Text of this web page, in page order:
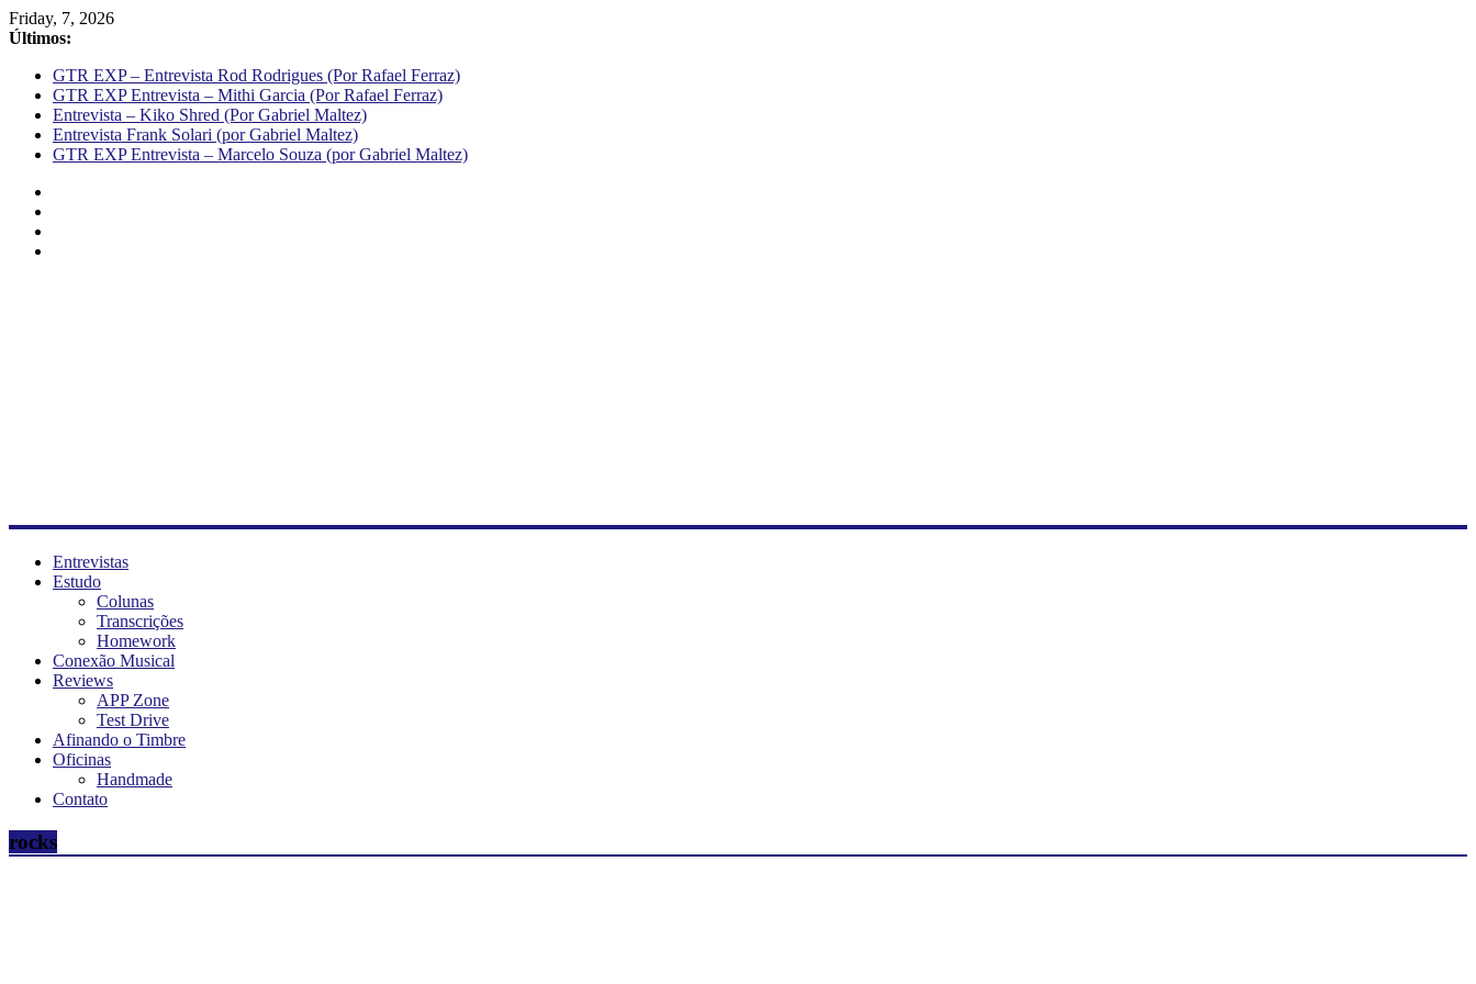
Friday, 7, 2026
Últimos:
GTR EXP – Entrevista Rod Rodrigues (Por Rafael Ferraz)
GTR EXP Entrevista – Mithi Garcia (Por Rafael Ferraz)
Entrevista – Kiko Shred (Por Gabriel Maltez)
Entrevista Frank Solari (por Gabriel Maltez)
GTR EXP Entrevista – Marcelo Souza (por Gabriel Maltez)
Entrevistas
Estudo
Colunas
Transcrições
Homework
Conexão Musical
Reviews
APP Zone
Test Drive
Afinando o Timbre
Oficinas
Handmade
Contato
rocks